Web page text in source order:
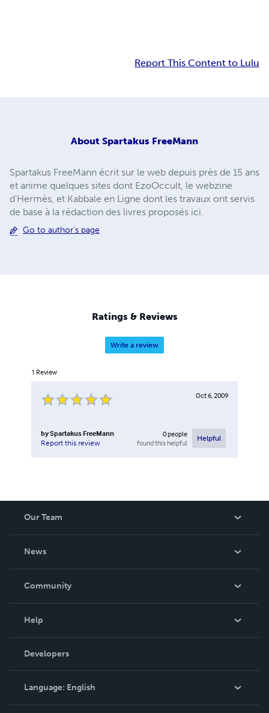
Report This Content to Lulu
About Spartakus FreeMann
Spartakus FreeMann écrit sur le web depuis près de 15 ans
et anime quelques sites dont EzoOccult, le webzine
d'Hermès, et Kabbale en Ligne dont les travaux ont servis
de base à la rédaction des livres proposés ici.
Go to author's page
Ratings & Reviews
Write a review
1 Review
Oct 6, 2009
bySpartakus FreeMann
Report this review
0people
found this helpful
Helpful
Our Team
News
In The News
Community
Podcast
Help
Order Lookup
Knowledge Base
Contact Support
Developers
Language: English